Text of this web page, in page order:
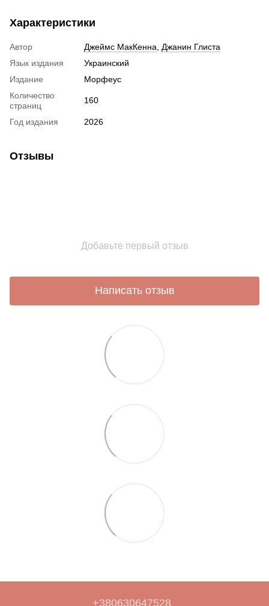
Характеристики
Автор Джеймс МакКенна
Джанин Глиста
Язык издания
Украинский
Издание
Морфеус
Количество
страниц
160
Год издания 2026
Отзывы
Добавьте первый отзыв
Написать отзыв
+380630647528